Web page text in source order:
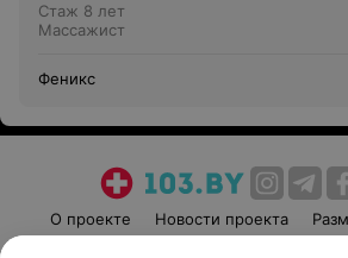
Стаж 8 лет
Массажист
Феникс
О проекте Новости проекта